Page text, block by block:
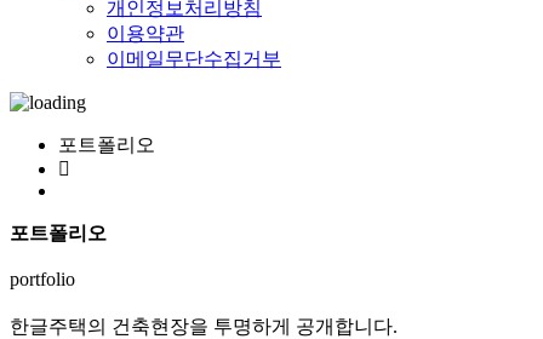
개인정보처리방침
이용약관
이메일무단수집거부
포트폴리오
포트폴리오
portfolio
한글주택의 건축현장을 투명하게 공개합니다.